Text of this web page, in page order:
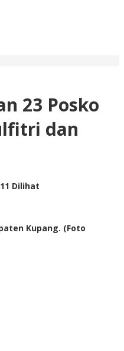
23 Posko
dan
Dilihat
Kupang. (Foto